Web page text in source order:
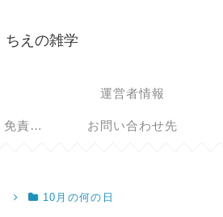
ちえの雑学
運営者情報
プライバシーポリシー・免責事項 お問い合わせ先
10月の何の日